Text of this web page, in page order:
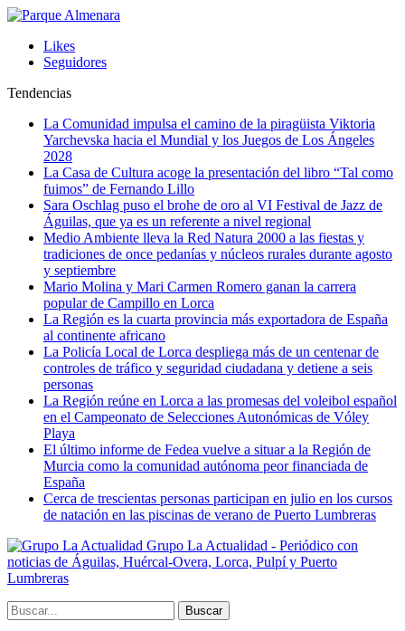
Likes
Seguidores
Tendencias
La Comunidad impulsa el camino de la piragüista Viktoria
Yarchevska hacia el Mundial y los Juegos de Los Ángeles
2028
La Casa de Cultura acoge la presentación del libro “Tal como
fuimos” de Fernando Lillo
Sara Oschlag puso el brohe de oro al VI Festival de Jazz de
Águilas, que ya es un referente a nivel regional
Medio Ambiente lleva la Red Natura 2000 a las fiestas y
tradiciones de once pedanías y núcleos rurales durante agosto
y septiembre
Mario Molina y Mari Carmen Romero ganan la carrera
popular de Campillo en Lorca
La Región es la cuarta provincia más exportadora de España
al continente africano
La Policía Local de Lorca despliega más de un centenar de
controles de tráfico y seguridad ciudadana y detiene a seis
personas
La Región reúne en Lorca a las promesas del voleibol español
en el Campeonato de Selecciones Autonómicas de Vóley
Playa
El último informe de Fedea vuelve a situar a la Región de
Murcia como la comunidad autónoma peor financiada de
España
Cerca de trescientas personas participan en julio en los cursos
de natación en las piscinas de verano de Puerto Lumbreras
Grupo La Actualidad - Periódico con
noticias de Águilas, Huércal-Overa, Lorca, Pulpí y Puerto
Lumbreras